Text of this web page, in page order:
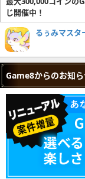
じ開催中！
るぅみマスタ
Game8からのお知